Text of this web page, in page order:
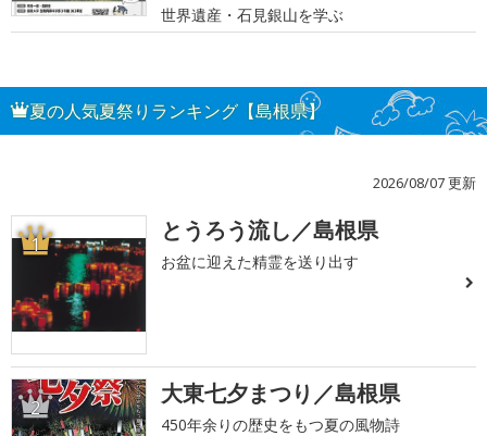
世界遺産・石見銀山を学ぶ
夏の人気夏祭りランキング【島根県】
2026/08/07 更新
1 とうろう流し／島根県
お盆に迎えた精霊を送り出す
2 大東七夕まつり／島根県
450年余りの歴史をもつ夏の風物詩